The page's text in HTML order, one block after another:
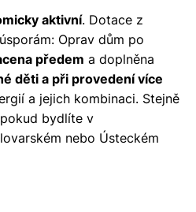
aktivní. Dotace z
Oprav dům po
předem a doplněna
děti a při provedení více
a jejich kombinaci. Stejně
bydlíte v
nebo Ústeckém